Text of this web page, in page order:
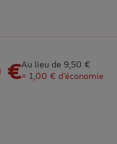
€Au lieu de 9,50 €
= 1,00 € d’économie